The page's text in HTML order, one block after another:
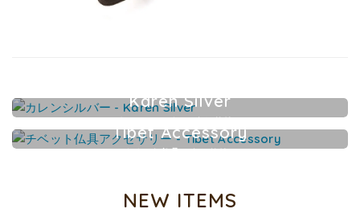
Karen Silver
カレンシルバーアクセサリー
Tibet Accessory
チベット仏具アクセサリー
NEW ITEMS